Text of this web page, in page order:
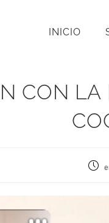
INICIO
CON LA